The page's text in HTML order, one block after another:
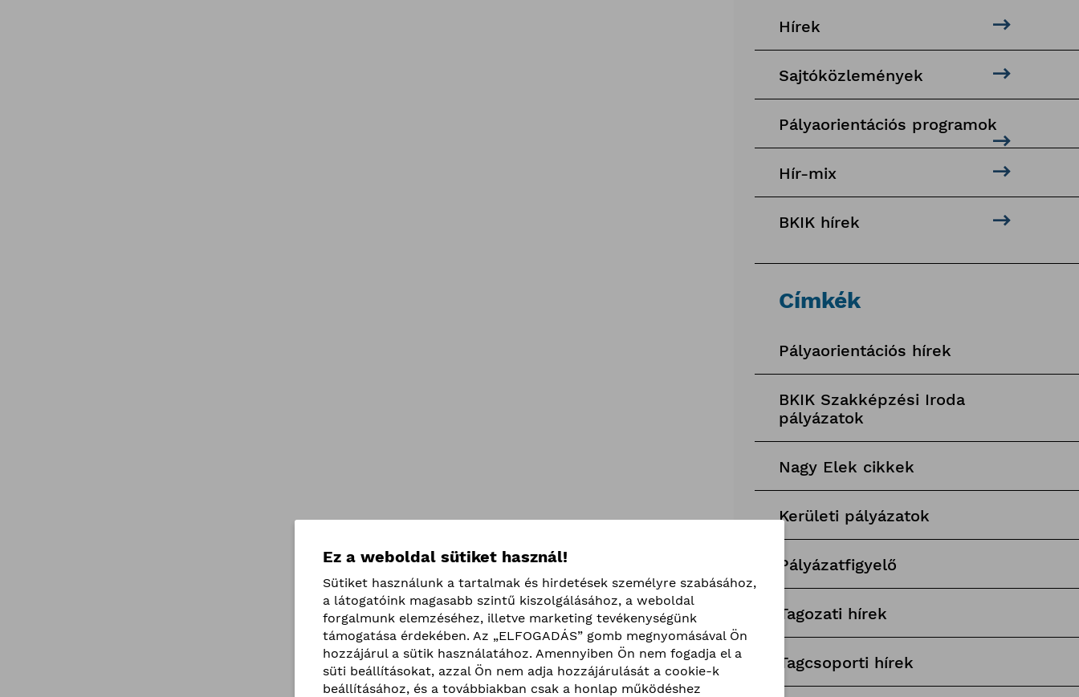
Hírek
Sajtóközlemények
Pályaorientációs programok
Hír-mix
BKIK hírek
Címkék
Pályaorientációs hírek
BKIK Szakképzési Iroda
pályázatok
Nagy Elek cikkek
Kerületi pályázatok
Pályázatfigyelő
Tagozati hírek
Tagcsoporti hírek
Ez a weboldal sütiket használ!
Sütiket használunk a tartalmak és hirdetések személyre szabásához,
a látogatóink magasabb szintű kiszolgálásához, a weboldal
forgalmunk elemzéséhez, illetve marketing tevékenységünk
támogatása érdekében. Az „ELFOGADÁS” gomb megnyomásával Ön
hozzájárul a sütik használatához. Amennyiben Ön nem fogadja el a
süti beállításokat, azzal Ön nem adja hozzájárulását a cookie-k
beállításához, és a továbbiakban csak a honlap működéshez